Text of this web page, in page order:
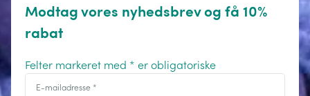
Modtag vores nyhedsbrev og få 10%
rabat
Felter markeret med * er obligatoriske
E-mailadresse *